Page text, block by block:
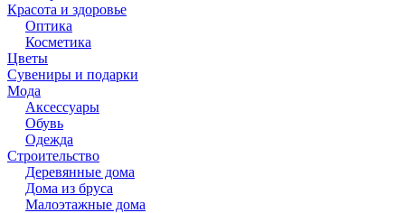
Красота и здоровье
Оптика
Косметика
Цветы
Сувениры и подарки
Мода
Аксессуары
Обувь
Одежда
Строительство
Деревянные дома
Дома из бруса
Малоэтажные дома